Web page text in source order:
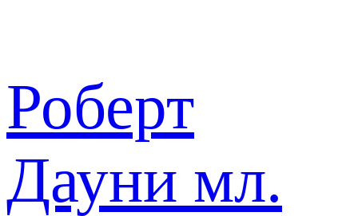
Роберт
Дауни мл.